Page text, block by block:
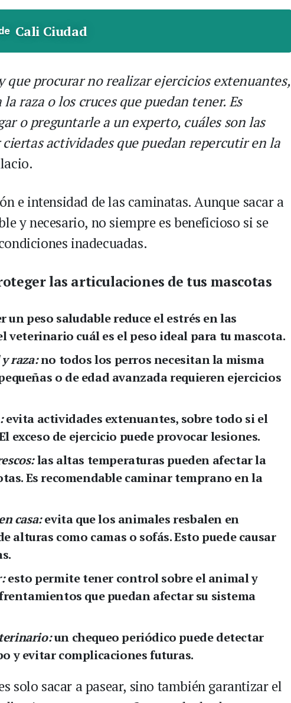
Cali Ciudad
que procurar no realizar ejercicios extenuantes,
raza o los cruces que puedan tener. Es
o preguntarle a un experto, cuáles son las
actividades que puedan repercutir en la
e intensidad de las caminatas. Aunque sacar a
y necesario, no siempre es beneficioso si se
inadecuadas.
las articulaciones de tus mascotas
peso saludable reduce el estrés en las
veterinario cuál es el peso ideal para tu mascota.
raza:no todos los perros necesitan la misma
o de edad avanzada requieren ejercicios
evita actividades extenuantes, sobre todo si el
exceso de ejercicio puede provocar lesiones.
las altas temperaturas pueden afectar la
Es recomendable caminar temprano en la
casa:evita que los animales resbalen en
alturas como camas o sofás. Esto puede causar
esto permite tener control sobre el animal y
que puedan afectar su sistema
un chequeo periódico puede detectar
y evitar complicaciones futuras.
solo sacar a pasear, sino también garantizar el